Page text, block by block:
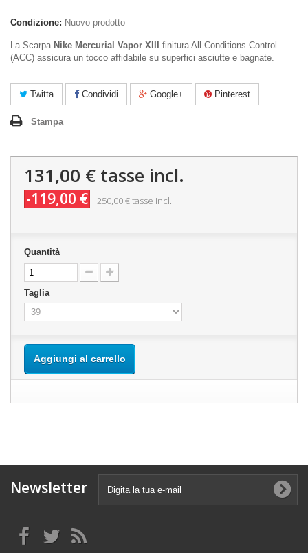
Condizione: Nuovo prodotto
La Scarpa Nike Mercurial Vapor XIII
finitura All Conditions Control
(ACC) assicura un tocco affidabile su superfici asciutte e bagnate.
Twitta Condividi Google+ Pinterest
Stampa
131,00 € tasse incl.
-119,00 € 250,00 €tasse incl.
Quantità
Taglia
Aggiungi al carrello
Newsletter